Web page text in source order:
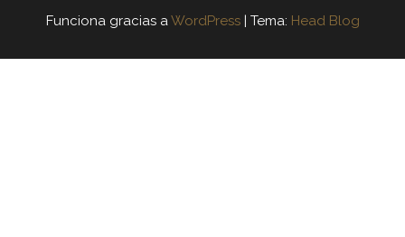
Funciona gracias aWordPress | Tema: Head Blog